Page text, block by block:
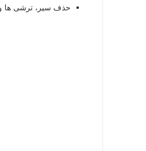
حذف سیر، ترشی ها و